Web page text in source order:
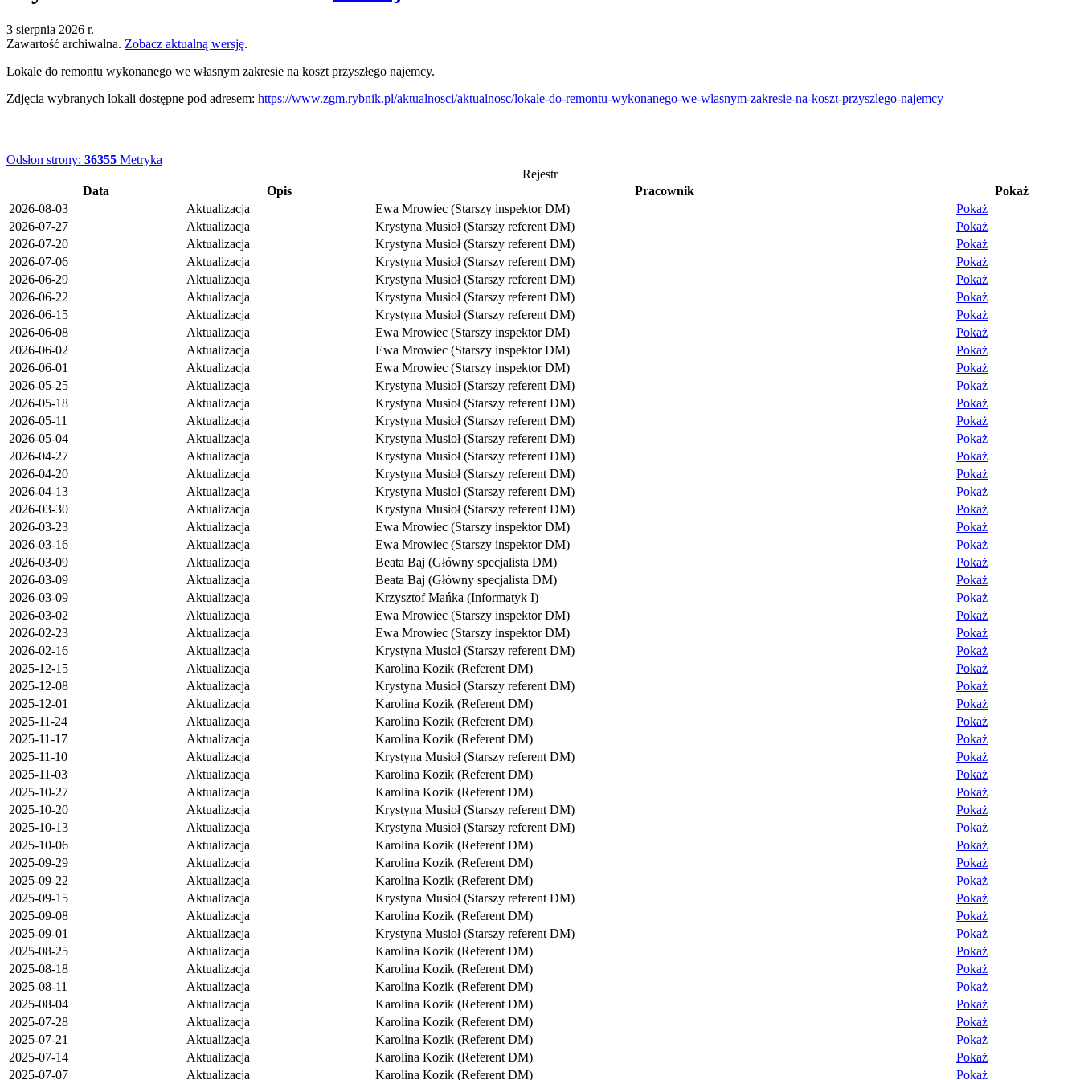
3 sierpnia 2026 r.
Zawartość archiwalna. Zobacz aktualną wersję.
Lokale do remontu wykonanego we własnym zakresie na koszt przyszłego najemcy.
Zdjęcia wybranych lokali dostępne pod adresem: https://www.zgm.rybnik.pl/aktualnosci/aktualnosc/lokale-do-remontu-wykonanego-we-wlasnym-zakresie-na-koszt-przyszlego-najemcy
Odsłon strony: 36355 Metryka
Rejestr
Data
Opis Pracownik
Pokaż
2026-08-03
Aktualizacja Ewa Mrowiec (Starszy inspektor DM)
Pokaż
2026-07-27
Aktualizacja Krystyna Musioł (Starszy referent DM)
Pokaż
2026-07-20
Aktualizacja Krystyna Musioł (Starszy referent DM)
Pokaż
2026-07-06
Aktualizacja Krystyna Musioł (Starszy referent DM)
Pokaż
2026-06-29
Aktualizacja Krystyna Musioł (Starszy referent DM)
Pokaż
2026-06-22
Aktualizacja Krystyna Musioł (Starszy referent DM)
Pokaż
2026-06-15
Aktualizacja Krystyna Musioł (Starszy referent DM)
Pokaż
2026-06-08
Aktualizacja Ewa Mrowiec (Starszy inspektor DM)
Pokaż
2026-06-02
Aktualizacja Ewa Mrowiec (Starszy inspektor DM)
Pokaż
2026-06-01
Aktualizacja Ewa Mrowiec (Starszy inspektor DM)
Pokaż
2026-05-25
Aktualizacja Krystyna Musioł (Starszy referent DM)
Pokaż
2026-05-18
Aktualizacja Krystyna Musioł (Starszy referent DM)
Pokaż
2026-05-11
Aktualizacja Krystyna Musioł (Starszy referent DM)
Pokaż
2026-05-04
Aktualizacja Krystyna Musioł (Starszy referent DM)
Pokaż
2026-04-27
Aktualizacja Krystyna Musioł (Starszy referent DM)
Pokaż
2026-04-20
Aktualizacja Krystyna Musioł (Starszy referent DM)
Pokaż
2026-04-13
Aktualizacja Krystyna Musioł (Starszy referent DM)
Pokaż
2026-03-30
Aktualizacja Krystyna Musioł (Starszy referent DM)
Pokaż
2026-03-23
Aktualizacja Ewa Mrowiec (Starszy inspektor DM)
Pokaż
2026-03-16
Aktualizacja Ewa Mrowiec (Starszy inspektor DM)
Pokaż
2026-03-09
Aktualizacja Beata Baj (Główny specjalista DM)
Pokaż
2026-03-09
Aktualizacja Beata Baj (Główny specjalista DM)
Pokaż
2026-03-09
Aktualizacja Krzysztof Mańka (Informatyk I)
Pokaż
2026-03-02
Aktualizacja Ewa Mrowiec (Starszy inspektor DM)
Pokaż
2026-02-23
Aktualizacja Ewa Mrowiec (Starszy inspektor DM)
Pokaż
2026-02-16
Aktualizacja Krystyna Musioł (Starszy referent DM)
Pokaż
2025-12-15
Aktualizacja Karolina Kozik (Referent DM)
Pokaż
2025-12-08
Aktualizacja Krystyna Musioł (Starszy referent DM)
Pokaż
2025-12-01
Aktualizacja Karolina Kozik (Referent DM)
Pokaż
2025-11-24
Aktualizacja Karolina Kozik (Referent DM)
Pokaż
2025-11-17
Aktualizacja Karolina Kozik (Referent DM)
Pokaż
2025-11-10
Aktualizacja Krystyna Musioł (Starszy referent DM)
Pokaż
2025-11-03
Aktualizacja Karolina Kozik (Referent DM)
Pokaż
2025-10-27
Aktualizacja Karolina Kozik (Referent DM)
Pokaż
2025-10-20
Aktualizacja Krystyna Musioł (Starszy referent DM)
Pokaż
2025-10-13
Aktualizacja Krystyna Musioł (Starszy referent DM)
Pokaż
2025-10-06
Aktualizacja Karolina Kozik (Referent DM)
Pokaż
2025-09-29
Aktualizacja Karolina Kozik (Referent DM)
Pokaż
2025-09-22
Aktualizacja Karolina Kozik (Referent DM)
Pokaż
2025-09-15
Aktualizacja Krystyna Musioł (Starszy referent DM)
Pokaż
2025-09-08
Aktualizacja Karolina Kozik (Referent DM)
Pokaż
2025-09-01
Aktualizacja Krystyna Musioł (Starszy referent DM)
Pokaż
2025-08-25
Aktualizacja Karolina Kozik (Referent DM)
Pokaż
2025-08-18
Aktualizacja Karolina Kozik (Referent DM)
Pokaż
2025-08-11
Aktualizacja Karolina Kozik (Referent DM)
Pokaż
2025-08-04
Aktualizacja Karolina Kozik (Referent DM)
Pokaż
2025-07-28
Aktualizacja Karolina Kozik (Referent DM)
Pokaż
2025-07-21
Aktualizacja Karolina Kozik (Referent DM)
Pokaż
2025-07-14
Aktualizacja Karolina Kozik (Referent DM)
Pokaż
2025-07-07
Aktualizacja Karolina Kozik (Referent DM) Pokaż